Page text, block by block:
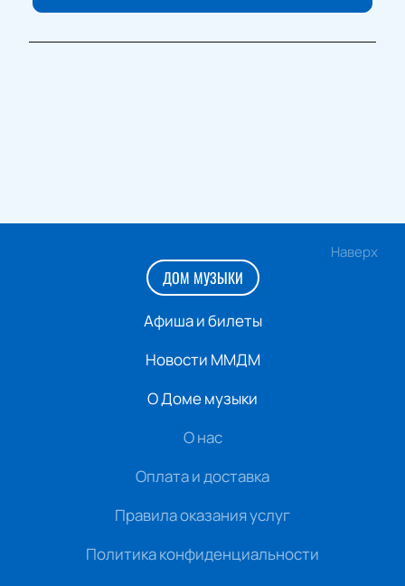
Наверх
ДОМ МУЗЫКИ
Афиша и билеты
Новости ММДМ
О Доме музыки
О нас
Оплата и доставка
Правила оказания услуг
Политика конфиденциальности